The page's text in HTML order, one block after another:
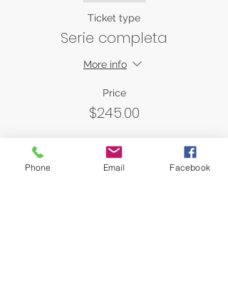
Ticket type
Serie completa
More info
Price
$245.00
Sale ended
Phone Email Facebook